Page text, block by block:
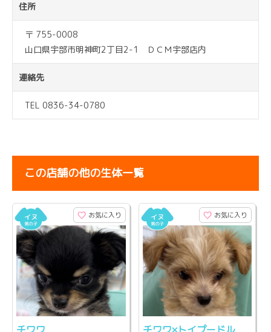
住所
〒 755-0008
山口県宇部市明神町2丁目2-1 ＤＣＭ宇部店内
連絡先
TEL 0836-34-0780
この店舗の他の生体一覧
お気に入り お気に入り